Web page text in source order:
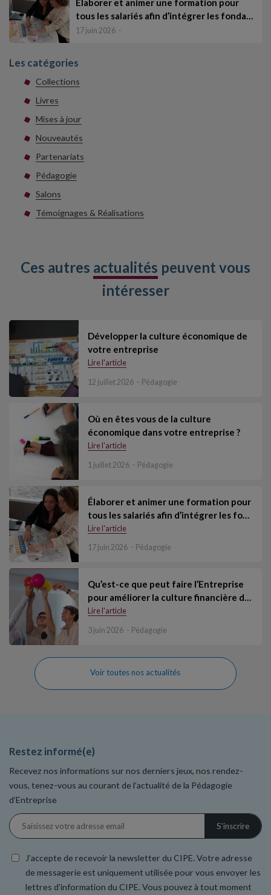
Élaborer et animer une formation pour
tous les salariés afin d’intégrer les fonda…
17 juin 2026
Les catégories
Collections
Livres
Mises à jour
Nouveautés
Partenariats
Pédagogie
Salons
Témoignages & Réalisations
Ces autres actualités peuvent vous
intéresser
Développer la culture économique de
votre entreprise
Lire l'article
12 juillet 2026 Pédagogie
Où en êtes vous de la culture
économique dans votre entreprise ?
Lire l'article
1 juillet 2026 Pédagogie
Élaborer et animer une formation pour
tous les salariés afin d’intégrer les fo…
Lire l'article
17 juin 2026 Pédagogie
Qu’est-ce que peut faire l’Entreprise
pour améliorer la culture financière d…
Lire l'article
3 juin 2026 Pédagogie
Voir toutes nos actualités
Restez informé(e)
Recevez nos informations sur nos derniers jeux, nos rendez-
vous, tenez-vous au courant de l’actualité de la Pédagogie
d’Entreprise
J’accepte de recevoir la newsletter du CIPE. Votre adresse
de messagerie est uniquement utilisée pour vous envoyer les
lettres d'information du CIPE. Vous pouvez à tout moment